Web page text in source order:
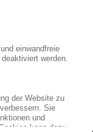
11.10.2010